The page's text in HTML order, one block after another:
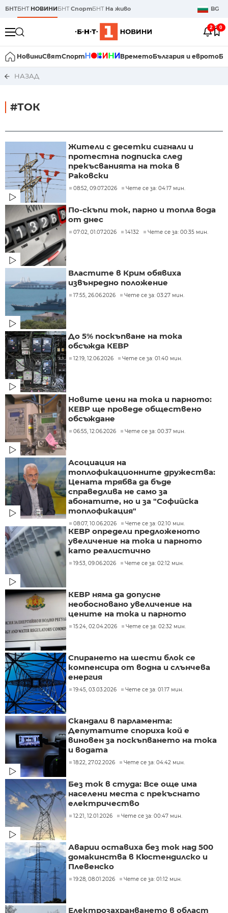
БНТБНТ НОВИНИБНТСпортБНТ На живо BG
2 0
НовиниСвятСпорт ВреметоБългария и еврото
НАЗАД
#ТОК
Жители с десетки сигнали и
протестна подписка след
прекъсванията на тока в
Раковски
08:52, 09.07.2026 Чете се за: 04:17 мин.
По-скъпи ток, парно и топла вода
от днес
07:02, 01.07.2026 14132 Чете се за: 00:35 мин.
Властите в Крим обявиха
извънредно положение
17:55, 26.06.2026 Чете се за: 03:27 мин.
До 5% поскъпване на тока
обсъжда КЕВР
12:19, 12.06.2026 Чете се за: 01:40 мин.
Новите цени на тока и парното:
КЕВР ще проведе обществено
обсъждане
06:55, 12.06.2026 Чете се за: 00:37 мин.
Асоциация на
топлофикационните дружества:
Цената трябва да бъде
справедлива не само за
абонатите, но и за "Софийска
топлофикация"
08:07, 10.06.2026 Чете се за: 02:10 мин.
КЕВР определи предложеното
увеличение на тока и парното
като реалистично
19:53, 09.06.2026 Чете се за: 02:12 мин.
КЕВР няма да допусне
необосновано увеличение на
цените на тока и парното
15:24, 02.04.2026 Чете се за: 02:32 мин.
Спирането на шести блок се
компенсира от водна и слънчева
енергия
19:45, 03.03.2026 Чете се за: 01:17 мин.
Скандали в парламента:
Депутатите спориха кой е
виновен за поскъпването на тока
и водата
18:22, 27.02.2026 Чете се за: 04:42 мин.
Без ток в студа: Все още има
населени места с прекъснато
електричество
12:21, 12.01.2026 Чете се за: 00:47 мин.
Аварии оставиха без ток над 500
домакинства в Кюстендилско и
Плевенско
19:28, 08.01.2026 Чете се за: 01:12 мин.
Електрозахранването в област